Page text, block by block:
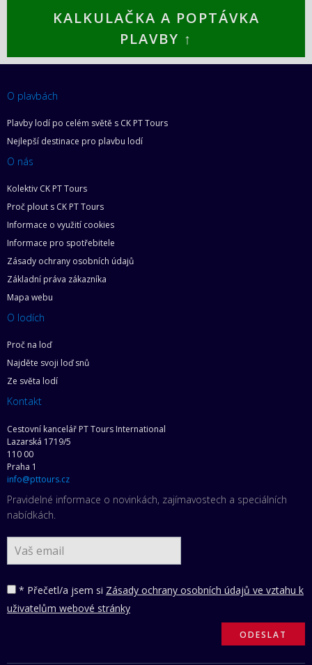
KALKULAČKA A POPTÁVKA
PLAVBY ↑
O plavbách
Plavby lodí po celém světě s CK PT Tours
Nejlepší destinace pro plavbu lodí
O nás
Kolektiv CK PT Tours
Proč plout s CK PT Tours
Informace o využití cookies
Informace pro spotřebitele
Zásady ochrany osobních údajů
Základní práva zákazníka
Mapa webu
O lodích
Proč na loď
Najděte svoji loď snů
Ze světa lodí
Kontakt
Cestovní kancelář PT Tours International
Lazarská 1719/5
110 00
Praha 1
info@pttours.cz
Pravidelné informace o novinkách, zajímavostech a speciálních
nabídkách.
* Přečetl/a jsem si Zásady ochrany osobních údajů ve vztahu k
uživatelům webové stránky